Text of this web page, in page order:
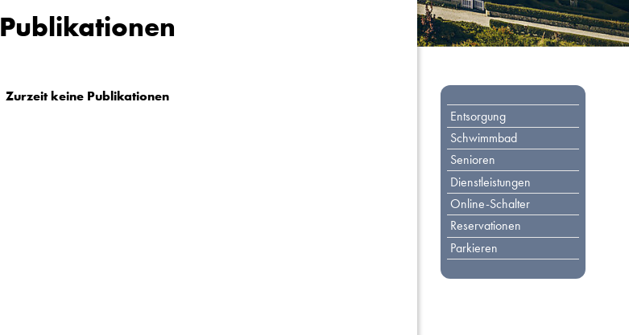
Publikationen
Zurzeit keine Publikationen Toplinks
Entsorgung
Schwimmbad
Senioren
Dienstleistungen
Online-Schalter
Reservationen
Parkieren